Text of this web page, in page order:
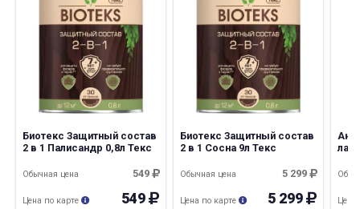
Биотекс Защитный состав
2 в 1 Палисандр 0,8л Текс
549
Обычная цена
549
Цена по карте
Биотекс Защитный состав
2 в 1 Сосна 9л Текс
5 299
Обычная цена
5 299
Цена по карте Цена